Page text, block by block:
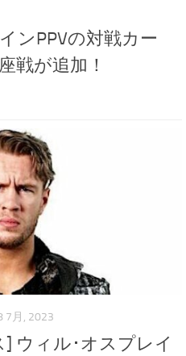
ンPPVの対戦カー
戦が追加！
7月, 2023
] ウィル･オスプレイ